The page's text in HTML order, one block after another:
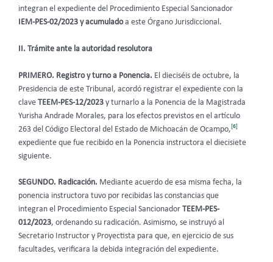
integran el expediente del Procedimiento Especial Sancionador
IEM-PES-02/2023 y acumuladoa este Órgano Jurisdiccional.
II. Trámite ante la autoridad resolutora
PRIMERO. Registro y turno a Ponencia. El dieciséis de octubre, la
Presidencia de este Tribunal, acordó registrar el expediente con la
clave TEEM-PES-12/2023 y turnarlo a la Ponencia de la Magistrada
Yurisha Andrade Morales, para los efectos previstos en el artículo
263 del Código Electoral del Estado de Michoacán de Ocampo, [6]
expediente que fue recibido en la Ponencia instructora el diecisiete
siguiente.
SEGUNDO. Radicación. Mediante acuerdo de esa misma fecha, la
ponencia instructora tuvo por recibidas las constancias que
integran el Procedimiento Especial Sancionador
TEEM-PES-
012/2023, ordenando su radicación. Asimismo, se instruyó al
Secretario Instructor y Proyectista para que, en ejercicio de sus
facultades, verificara la debida integración del expediente.